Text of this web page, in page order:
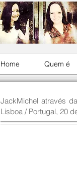
Home Quem é
JackMichel através
Lisboa / Portugal, 20